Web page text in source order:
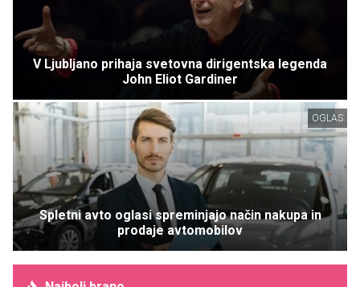
V Ljubljano prihaja svetovna dirigentska legenda
John Eliot Gardiner
OGLAS
Spletni avto oglasi spreminjajo način nakupa in
prodaje avtomobilov